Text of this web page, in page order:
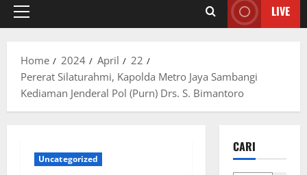
LIVE
Home 2024 April
22
Pererat Silaturahmi, Kapolda Metro Jaya Sambangi
Kediaman Jenderal Pol (Purn) Drs. S. Bimantoro
Uncategorized
CARI